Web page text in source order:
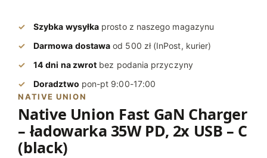
Szybka wysyłka prosto z naszego magazynu
Darmowa dostawa od 500 zł (InPost, kurier)
14 dni na zwrot bez podania przyczyny
Doradztwo pon-pt 9:00-17:00
NATIVE UNION
Native Union Fast GaN Charger
– ładowarka 35W PD, 2x USB – C
(black)